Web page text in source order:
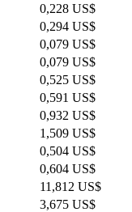
0,228 US$
0,294 US$
0,079 US$
0,079 US$
0,525 US$
0,591 US$
0,932 US$
1,509 US$
0,504 US$
0,604 US$
11,812 US$
3,675 US$